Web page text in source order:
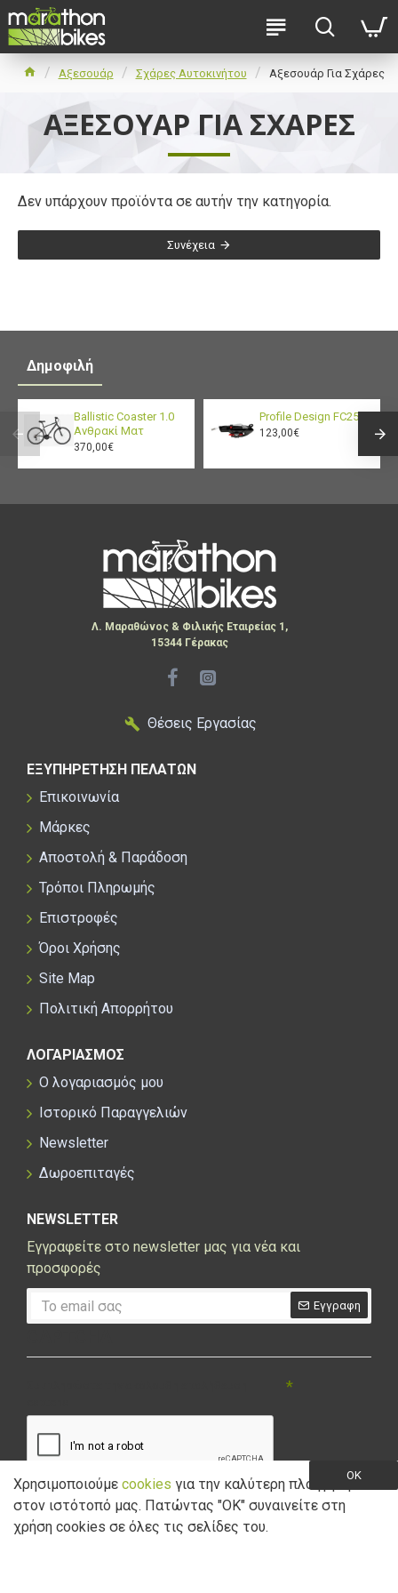
Αξεσουάρ Σχάρες Αυτοκινήτου Αξεσουάρ Για Σχάρες
ΑΞΕΣΟΥΆΡ ΓΙΑ ΣΧΆΡΕΣ
Δεν υπάρχουν προϊόντα σε αυτήν την κατηγορία.
Συνέχεια
Δημοφιλή
Ballistic Coaster 1.0
Ανθρακί Ματ
370,00€
Profile Design FC25
123,00€
Λ. Μαραθώνος & Φιλικής Εταιρείας 1,
15344 Γέρακας
Θέσεις Εργασίας
ΕΞΥΠΗΡΕΤΗΣΗ ΠΕΛΑΤΩΝ
Επικοινωνία
Μάρκες
Αποστολή & Παράδοση
Τρόποι Πληρωμής
Επιστροφές
Όροι Χρήσης
Site Map
Πολιτική Απορρήτου
ΛΟΓΑΡΙΑΣΜΟΣ
Ο λογαριασμός μου
Ιστορικό Παραγγελιών
Newsletter
Δωροεπιταγές
NEWSLETTER
Εγγραφείτε στο newsletter μας για νέα και
προσφορές
Εγγραφη
Έχω διαβάσει και αποδέχομαι την Πολιτική Απορρήτου
OK
Χρησιμοποιούμε cookies για την καλύτερη πλοήγηση
στον ιστότοπό μας. Πατώντας "ΟK" συναινείτε στη
χρήση cookies σε όλες τις σελίδες του.